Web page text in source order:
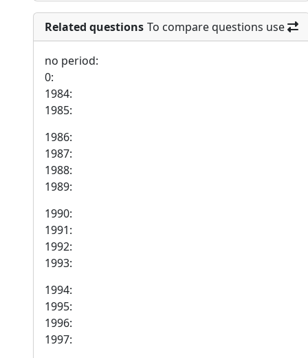
Related questions To compare questions use
no period:
0:
1984:
1985:
1986:
1987:
1988:
1989:
1990:
1991:
1992:
1993:
1994:
1995:
1996:
1997: